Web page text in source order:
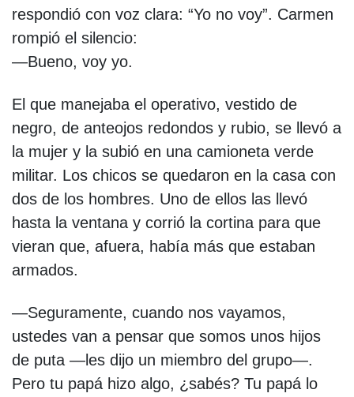
respondió con voz clara: “Yo no voy”. Carmen
rompió el silencio:
—Bueno, voy yo.
El que manejaba el operativo, vestido de
negro, de anteojos redondos y rubio, se llevó a
la mujer y la subió en una camioneta verde
militar. Los chicos se quedaron en la casa con
dos de los hombres. Uno de ellos las llevó
hasta la ventana y corrió la cortina para que
vieran que, afuera, había más que estaban
armados.
—Seguramente, cuando nos vayamos,
ustedes van a pensar que somos unos hijos
de puta —les dijo un miembro del grupo—.
Pero tu papá hizo algo, ¿sabés? Tu papá lo